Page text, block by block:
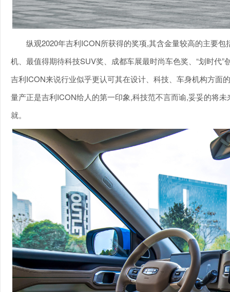
纵观2020年吉利ICON所获得的奖项,其含金量较高的主要
机、最值得期待科技SUV奖、成都车展最时尚车色奖、“划时代
吉利ICON来说行业似乎更认可其在设计、科技、车身机构方面
量产正是吉利ICON给人的第一印象,科技范不言而谕,妥妥的将
就。